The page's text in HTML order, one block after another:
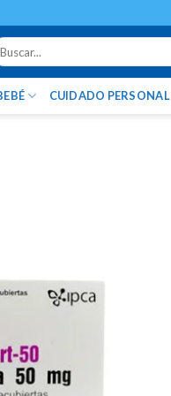
CUIDADO PERSONAL